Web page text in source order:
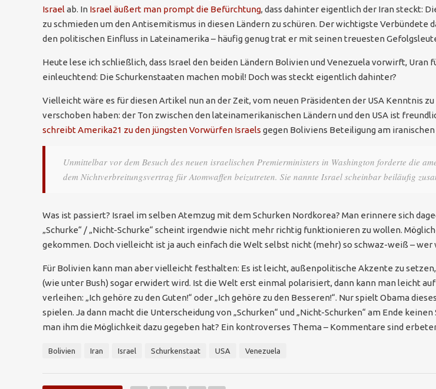
Israel ab. In Israel äußert man prompt die Befürchtung, dass dahinter eigentlich der Iran steckt:
zu schmieden um den Antisemitismus in diesen Ländern zu schüren. Der wichtigste Verbündete
den politischen Einfluss in Lateinamerika – häufig genug trat er mit seinen treuesten
Heute lese ich schließlich, dass Israel den beiden Ländern Bolivien und Venezuela vorwirft,
einleuchtend: Die Schurkenstaaten machen mobil! Doch was steckt eigentlich dahinter?
Vielleicht wäre es für diesen Artikel nun an der Zeit, vom neuen Präsidenten der USA Kenntnis
verschoben haben: der Ton zwischen den lateinamerikanischen Ländern und den USA ist
schreibt Amerika21 zu den jüngsten Vorwürfen Israels gegen Boliviens Beteiligung am
Unmittelbar vor dem Besuch des neuen israelischen Premierministers in Washington forderte die
dem Nichtverbreitungsvertrag für Atomwaffen beizutreten. Sie nannte Israel scheinbar beiläufig
Was ist passiert? Israel im selben Atemzug mit dem Schurken Nordkorea? Man erinnere sich
„Schurke“ / „Nicht-Schurke“ scheint irgendwie nicht mehr richtig funktionieren zu wollen.
gekommen. Doch vielleicht ist ja auch einfach die Welt selbst nicht (mehr) so schwaz-weiß – wer
Für Bolivien kann man aber vielleicht festhalten: Es ist leicht, außenpolitische Akzente zu
(wie unter Bush) sogar erwidert wird. Ist die Welt erst einmal polarisiert, dann kann man leicht
verleihen: „Ich gehöre zu den Guten!“ oder „Ich gehöre zu den Besseren!“. Nur spielt Obama
spielen. Ja dann macht die Unterscheidung von „Schurken“ und „Nicht-Schurken“ am Ende
man ihm die Möglichkeit dazu gegeben hat? Ein kontroverses Thema – Kommentare sind
Bolivien Iran Israel Schurkenstaat USA Venezuela